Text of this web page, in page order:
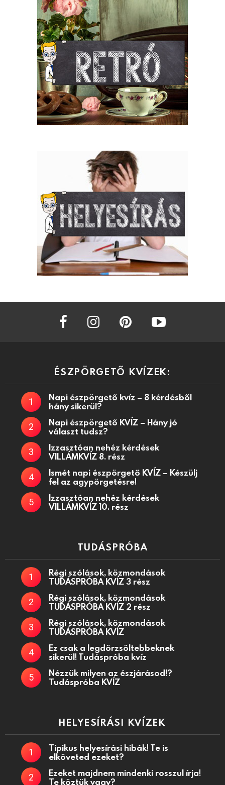
facebook instagram
ÉSZPÖRGETŐ KVÍZEK:
Napi észpörgető kvíz – 8 kérdésből
hány sikerül?
Napi észpörgető KVÍZ – Hány jó
választ tudsz?
Izzasztóan nehéz kérdések
VILLÁMKVÍZ 8. rész
Ismét napi észpörgető KVÍZ – Készülj
fel az agypörgetésre!
Izzasztóan nehéz kérdések
VILLÁMKVÍZ 10. rész
TUDÁSPRÓBA
Régi szólások, közmondások
TUDÁSPRÓBA KVÍZ 3 rész
Régi szólások, közmondások
TUDÁSPRÓBA KVÍZ 2 rész
Régi szólások, közmondások
TUDÁSPRÓBA KVÍZ
Ez csak a legdörzsöltebbeknek
sikerül! Tudáspróba kvíz
Nézzük milyen az észjárásod!?
Tudáspróba KVÍZ
HELYESÍRÁSI KVÍZEK
Tipikus helyesírási hibák! Te is
elköveted ezeket?
Ezeket majdnem mindenki rosszul írja!
Te köztük vagy?